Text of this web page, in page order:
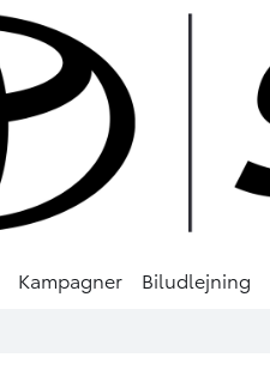
Kampagner Biludlejning